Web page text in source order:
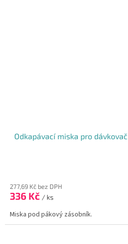
Odkapávací miska pro
produktu
je
z
5
277,69 Kč bez DPH
336 Kč / ks
Miska pod pákový zásobník.